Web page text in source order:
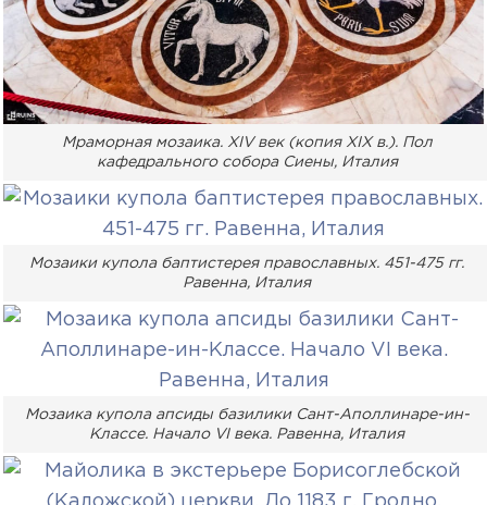
Мраморная мозаика. XIV век (копия XIX в.). Пол
кафедрального собора Сиены, Италия
Мозаики купола баптистерея православных. 451-475 гг.
Равенна, Италия
Мозаика купола апсиды базилики Сант-Аполлинаре-ин-
Классе. Начало VI века. Равенна, Италия